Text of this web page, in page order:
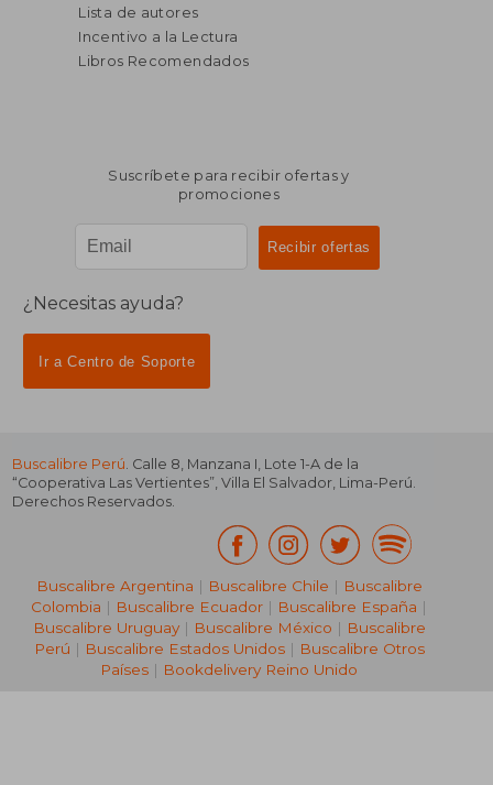
Lista de autores
Incentivo a la Lectura
Libros Recomendados
Suscríbete para recibir ofertas y
promociones
¿Necesitas ayuda?
Ir a Centro de Soporte
Buscalibre Perú. Calle 8, Manzana I, Lote 1-A de la
“Cooperativa Las Vertientes”, Villa El Salvador, Lima-Perú.
Derechos Reservados.
Buscalibre Argentina | Buscalibre Chile | Buscalibre
Colombia | Buscalibre Ecuador | Buscalibre España |
Buscalibre Uruguay| Buscalibre México | Buscalibre
Perú | Buscalibre Estados Unidos| Buscalibre Otros
Países | Bookdelivery Reino Unido